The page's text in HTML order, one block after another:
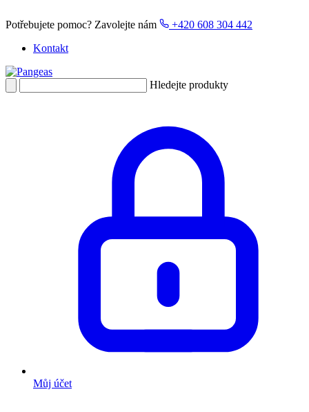
Potřebujete pomoc? Zavolejte nám
+420 608 304 442
Kontakt
Hledejte produkty
Můj účet